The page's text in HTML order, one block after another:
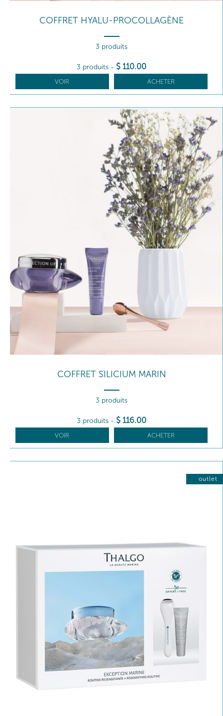
COFFRET HYALU-PROCOLLAGÈNE
3 produits
3 produits - $ 110.00
VOIR ACHETER
COFFRET SILICIUM MARIN
3 produits
3 produits - $ 116.00
VOIR ACHETER
outlet